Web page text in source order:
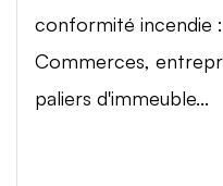
conformité incendie
Commerces,
paliers d'immeuble...